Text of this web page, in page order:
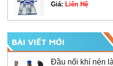
Giá: Liên Hệ
BÀI VIẾT MỚI
Đầu nối khí nén